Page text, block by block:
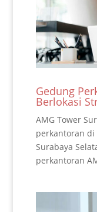
Gedung
Berlokasi
AMG Tower
perkantoran di
Surabaya
perkantoran